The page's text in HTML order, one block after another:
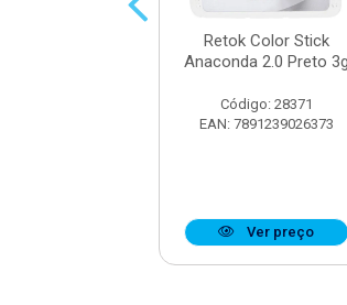
Retok Color Stick
Anaconda 2.0 Preto 3g
Código: 28371
EAN: 7891239026373
Ver preço